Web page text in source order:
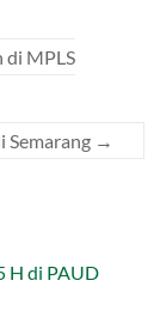
di MPLS
Semarang →